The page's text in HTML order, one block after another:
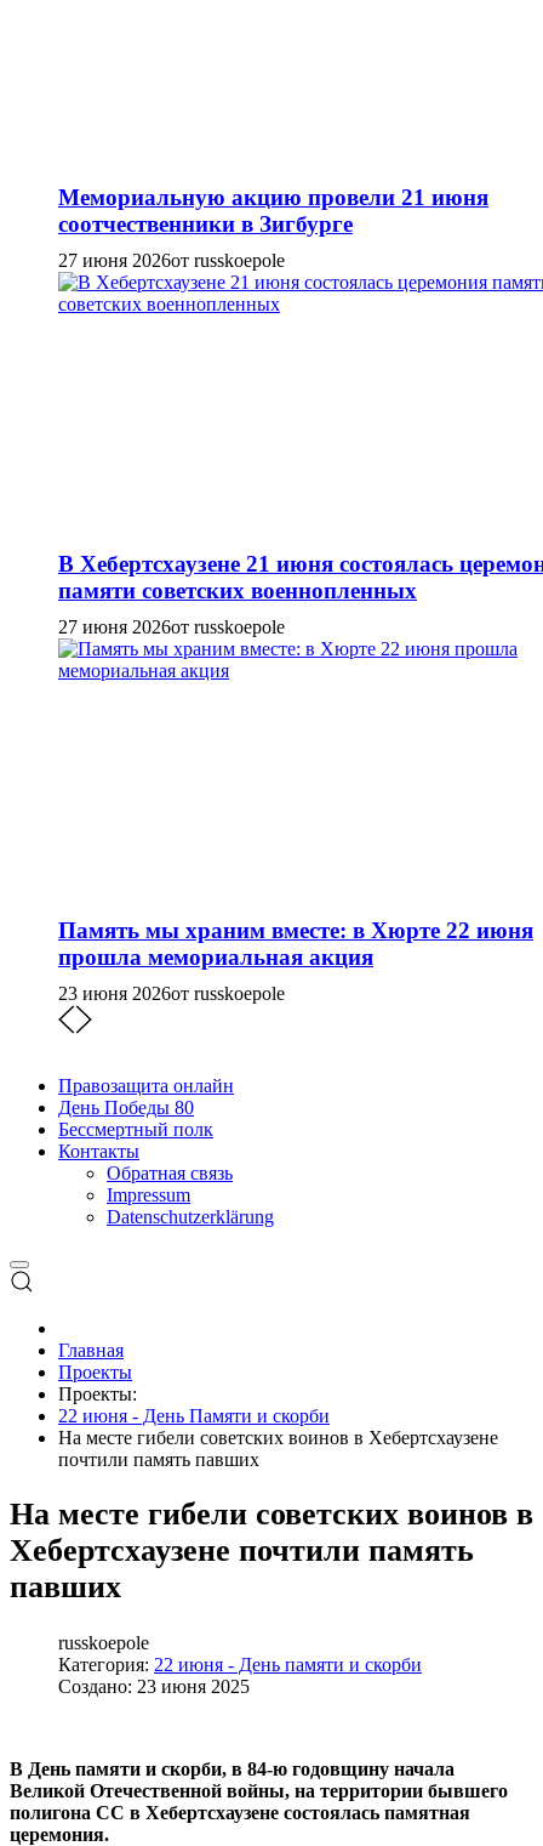
Мемориальную акцию провели 21 июня
соотчественники в Зигбурге
27 июня 2026от russkoepole
В Хебертсхаузене 21 июня состоялась
памяти советских военнопленных
27 июня 2026от russkoepole
Память мы храним вместе: в Хюрте 22 июня
прошла мемориальная акция
23 июня 2026от russkoepole
Правозащита онлайн
День Победы 80
Бессмертный полк
Контакты
Обратная связь
Impressum
Datenschutzerklärung
Главная
Проекты
Проекты:
22 июня - День Памяти и скорби
На месте гибели советских воинов в Хебертсхаузене
почтили память павших
На месте гибели советских воинов в
Хебертсхаузене почтили память
павших
russkoepole
Категория: 22 июня - День памяти и скорби
Создано: 23 июня 2025
В День памяти и скорби, в 84-ю годовщину начала
Великой Отечественной войны, на территории бывшего
полигона СС в Хебертсхаузене состоялась памятная
церемония.